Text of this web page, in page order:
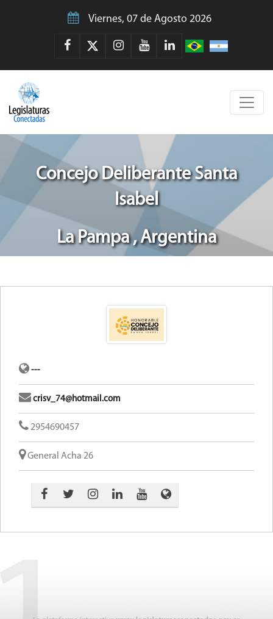
Viernes, 07 de Agosto 2026
Concejo Deliberante Santa
Isabel
La Pampa , Argentina
---
crisv_74@hotmail.com
2954690457
General Acha 26